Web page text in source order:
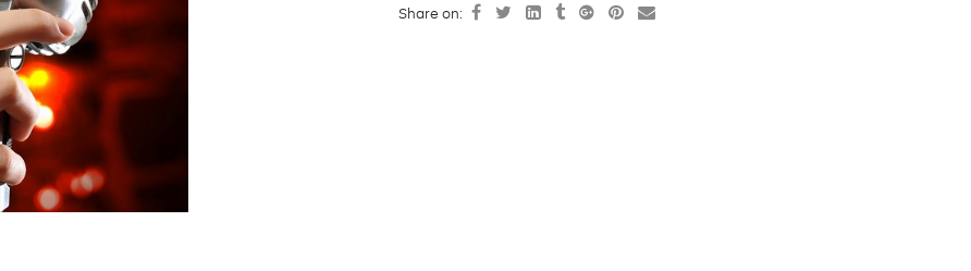
Share on: